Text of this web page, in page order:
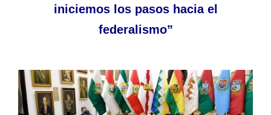
iniciemos los pasos hacia el
federalismo”